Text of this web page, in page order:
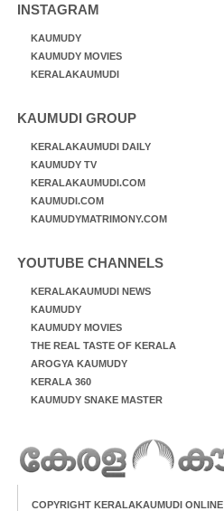
INSTAGRAM
KAUMUDY
KAUMUDY MOVIES
KERALAKAUMUDI
KAUMUDI GROUP
KERALAKAUMUDI DAILY
KAUMUDY TV
KERALAKAUMUDI.COM
KAUMUDI.COM
KAUMUDYMATRIMONY.COM
YOUTUBE CHANNELS
KERALAKAUMUDI NEWS
KAUMUDY
KAUMUDY MOVIES
THE REAL TASTE OF KERALA
AROGYA KAUMUDY
KERALA 360
KAUMUDY SNAKE MASTER
COPYRIGHT KERALAKAUMUDI ONLINE